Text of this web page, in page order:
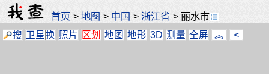
首页 >地图 > 中国 >浙江省 >丽水市
搜 卫星换 照片 区划 地图 地形 3D 测量 全屏 ︽ <